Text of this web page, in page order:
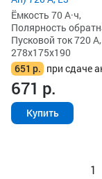
Ёмкость 70 А·ч,
Полярность
Пусковой ток 720 А,
278x175x190
651 р. при сдаче
671 р.
Купить
1